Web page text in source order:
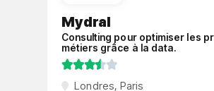
Mydral
Consulting pour optimiser les
métiers grâce à la data.

Londres, Paris